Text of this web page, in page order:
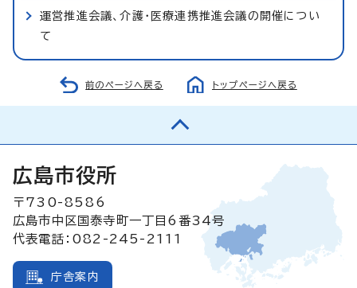
運営推進会議、介護・医療連携推進会議の開催につい
て
前のページへ戻る トップページへ戻る
広島市役所
〒730-8586
広島市中区国泰寺町一丁目6番34号
代表電話：082-245-2111
庁舎案内